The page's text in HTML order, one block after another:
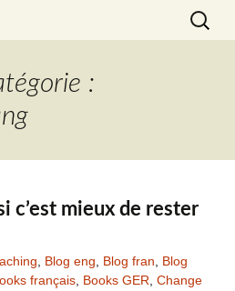
:
c’est mieux de rester
Blog eng Blog fran
Blog
français Books GER Change